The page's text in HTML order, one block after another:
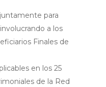
para
a los
Finales de
en los 25
de la Red